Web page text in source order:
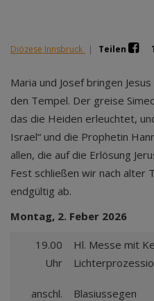
Diözese Innsbruck | Teilen
Maria und Josef bringen
den Tempel. Der greise
das die Heiden erleuchtet,
Israel“ und die Prophetin
allen, die auf die Erlösung
Fest schließen wir nach alter
endgültig ab.
Montag, 2. Feber 2026
19.00
Uhr
Hl. Messe mit
anschl. Blasiussegen